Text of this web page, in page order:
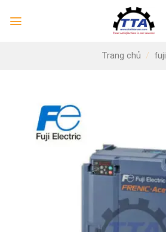
Trang chủ / fuji